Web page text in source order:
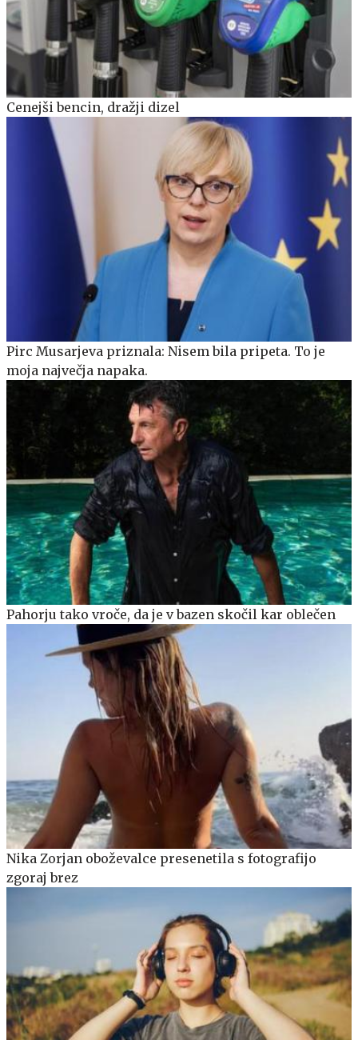
Cenejši bencin, dražji dizel
Pirc Musarjeva priznala: Nisem bila pripeta. To je
moja največja napaka.
Pahorju tako vroče, da je v bazen skočil kar oblečen
Nika Zorjan oboževalce presenetila s fotografijo
zgoraj brez